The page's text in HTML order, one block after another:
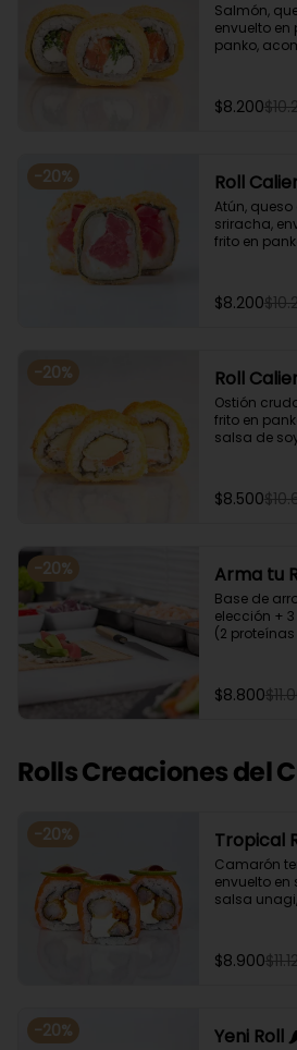
Salmón,
envuelto en
panko,
$8.200
-20% Roll
Atún,
sriracha,
frito en
$8.200
-20% Roll
Ostión
frito en
salsa de
$8.500
-20% Arma tu
Base de
elección +
(2 proteínas
$8.800
Rolls Creaciones del
-20% Tropical
Camarón
envuelto
salsa
$8.900
-20% Yeni Roll